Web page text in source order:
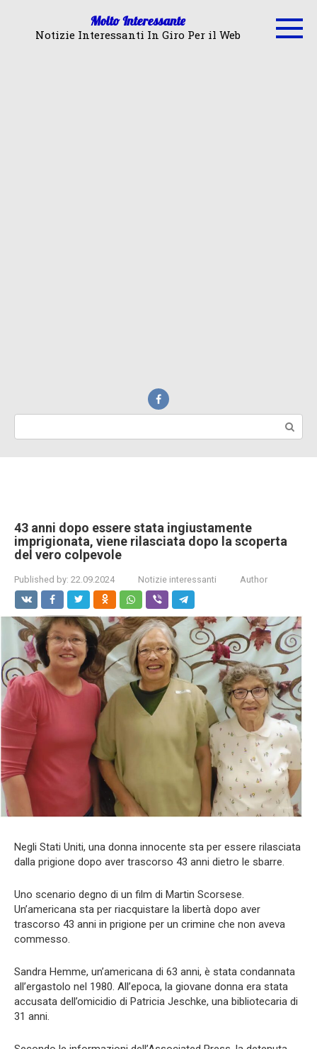
Molto Interessante
Notizie Interessanti In Giro Per il Web
43 anni dopo essere stata ingiustamente
imprigionata, viene rilasciata dopo la scoperta
del vero colpevole
Published by: 22.09.2024 Notizie interessanti Author
Negli Stati Uniti, una donna innocente sta per essere rilasciata
dalla prigione dopo aver trascorso 43 anni dietro le sbarre.
Uno scenario degno di un film di Martin Scorsese.
Un’americana sta per riacquistare la libertà dopo aver
trascorso 43 anni in prigione per un crimine che non aveva
commesso.
Sandra Hemme, un’americana di 63 anni, è stata condannata
all’ergastolo nel 1980. All’epoca, la giovane donna era stata
accusata dell’omicidio di Patricia Jeschke, una bibliotecaria di
31 anni.